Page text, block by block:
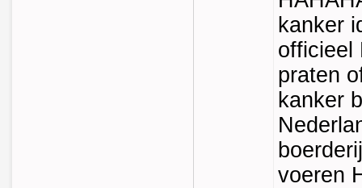
kanker
officieel
praten
kanker
voeren